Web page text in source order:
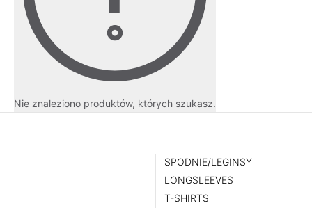
Nie znaleziono produktów, których szukasz.
SPODNIE/LEGINSY
LONGSLEEVES
T-SHIRTS